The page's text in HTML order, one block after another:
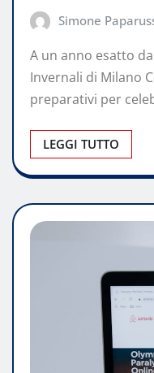
Simone
A un anno esatto
Invernali di Milano
preparativi per
LEGGI TUTTO